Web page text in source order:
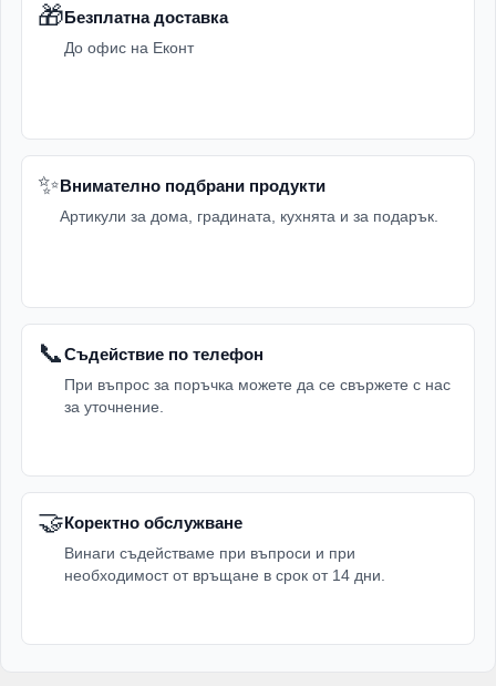
🎁Безплатна доставка
До офис на Еконт
✨Внимателно подбрани продукти
Артикули за дома, градината, кухнята и за подарък.
📞Съдействие по телефон
При въпрос за поръчка можете да се свържете с нас
за уточнение.
🤝Коректно обслужване
Винаги съдействаме при въпроси и при
необходимост от връщане в срок от 14 дни.